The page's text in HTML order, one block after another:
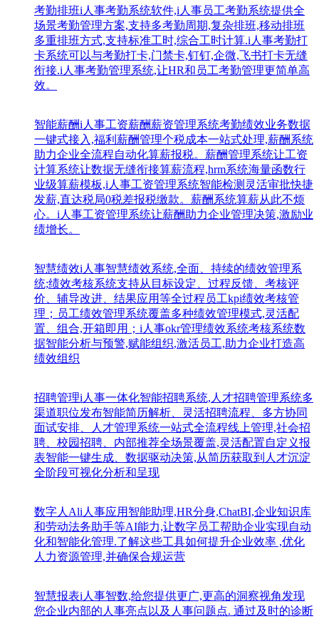
考勤排班i人事考勤系统软件,i人事员工考勤系统提供全
场景考勤管理方案,支持多考勤周期,复杂排班,移动排班
多重排班方式,支持标准工时,综合工时计算.i人事考勤打
卡系统可以与考勤打卡,门禁卡,钉钉,企微,飞书打卡无缝
衔接.i人事考勤管理系统,让HR和员工考勤管理更简单高
效。
智能薪酬i人事工资薪酬薪资管理系统考勤绩效业务数据
一键式接入,福利薪酬管理个税成本一站式处理,薪酬系统
助力企业全流程自动化算薪报税。薪酬管理系统让工资
计算系统让数据无缝衔接算薪流程,hrm系统海量函数行
业级算薪模板,i人事工资管理系统智能检测灵活审批快捷
发薪,直达税局0税差报税缴款。薪酬系统算薪从此不烦
心。i人事工资管理系统让薪酬助力企业管理决策,激励业
绩增长。
智慧绩效i人事智慧绩效系统,全面、持续的绩效管理系
统;绩效考核系统支持从目标设定、过程反馈、考核评
价、辅导改进、结果应用等全过程员工kpi绩效考核管
理；员工绩效管理系统覆盖多种绩效管理模式,灵活配
置、组合,开箱即用；i人事okr管理绩效系统考核系统数
据智能分析与预警,赋能组织,激活员工,助力企业打造高
绩效组织
招聘管理i人事一体化智能招聘系统,人才招聘管理系统多
渠道职位发布智能简历解析、灵活招聘流程、多方协同
面试安排、人才管理系统一站式全流程线上管理,社会招
聘、校园招聘、内部推荐全场景覆盖,灵活配置自定义报
表智能一键生成、数据驱动决策,从简历获取到人才沉淀
全阶段可视化分析和呈现
数字人Ali人事应用智能助理,HR分身,ChatBI,企业知识库
和劳动法务助手等AI能力,让数字员工帮助企业实现自动
化和智能化管理.了解这些工具如何提升企业效率 ,优化
人力资源管理,并确保合规运营
智慧报表i人事智数,给您提供更广,更高的洞察视角发现
您企业内部的人事亮点以及人事问题点. 通过及时的诊断